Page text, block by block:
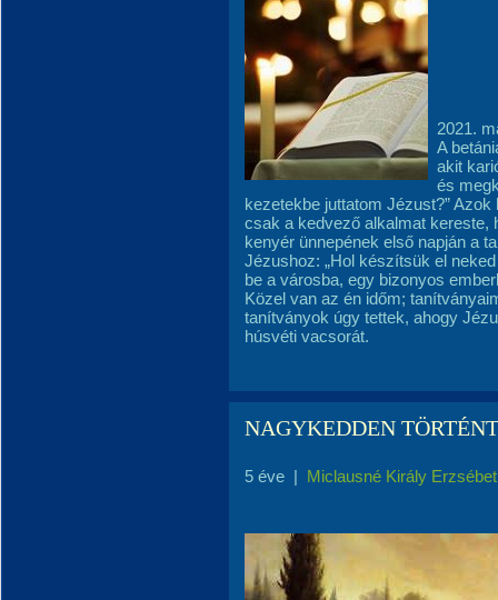
2021.
A
akit
és
kezetekbe juttatom Jézust?”
csak a kedvező alkalmat kereste,
kenyér ünnepének első napján a
Jézushoz: „Hol készítsük el
be a városba, egy bizonyos
Közel van az én időm;
tanítványok úgy tettek, ahogy
húsvéti vacsorát.
NAGYKEDDEN
5 éve | Miclausné Király Erzsébet